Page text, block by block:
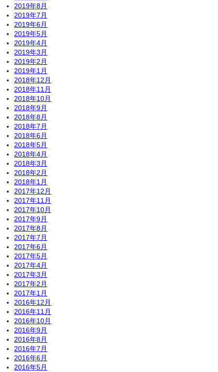
2019年8月
2019年7月
2019年6月
2019年5月
2019年4月
2019年3月
2019年2月
2019年1月
2018年12月
2018年11月
2018年10月
2018年9月
2018年8月
2018年7月
2018年6月
2018年5月
2018年4月
2018年3月
2018年2月
2018年1月
2017年12月
2017年11月
2017年10月
2017年9月
2017年8月
2017年7月
2017年6月
2017年5月
2017年4月
2017年3月
2017年2月
2017年1月
2016年12月
2016年11月
2016年10月
2016年9月
2016年8月
2016年7月
2016年6月
2016年5月